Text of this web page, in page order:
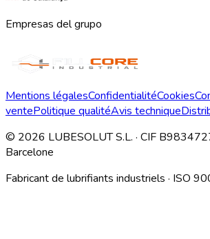
Empresas del grupo
Mentions légalesConfidentialitéCookies
ventePolitique qualitéAvis technique
© 2026 LUBESOLUT S.L. · CIF
Barcelone
Fabricant de lubrifiants industriels · ISO